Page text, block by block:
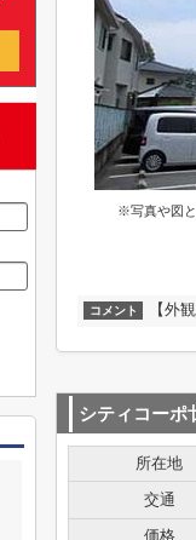
※写真や図
コメント 【外観
シティコーポ
所在地
交通
価格